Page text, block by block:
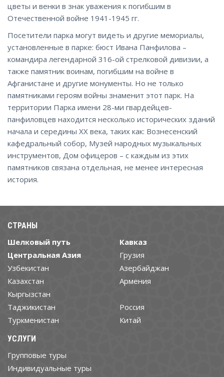
цветы и венки в знак уважения к погибшим в
Отечественной войне 1941-1945 гг.
Посетители парка могут видеть и другие мемориалы,
установленные в парке: бюст Ивана Панфилова –
командира легендарной 316-ой стрелковой дивизии, а
также памятник воинам, погибшим на войне в
Афганистане и другие монументы. Но не только
памятниками героям войны знаменит этот парк. На
территории Парка имени 28-ми гвардейцев-
панфиловцев находится несколько исторических зданий
начала и середины XX века, таких как: Вознесенский
кафедральный собор, Музей народных музыкальных
инструментов, Дом офицеров – с каждым из этих
памятников связана отдельная, не менее интересная
история.
СТРАНЫ
Шелковый путь
Центральная Азия
Узбекистан
Казахстан
Кыргызстан
Таджикистан
Туркменистан
Кавказ
Грузия
Азербайджан
Армения
Россия
Китай
УСЛУГИ
Групповые туры
Индивидуальные туры